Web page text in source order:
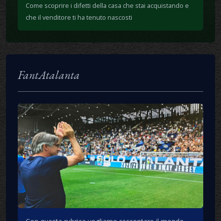
Come scoprire i difetti della casa che stai acquistando e
che il venditore ti ha tenuto nascosti
FantAtalanta